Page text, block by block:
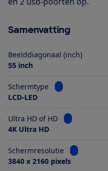
Samenvatting
Beelddiagonaal (inch)
55 inch
Schermtype
Bekijk
LCD-LED
Ultra HD of HD
Bekijk
4K Ultra HD
Schermresolutie
Bekijk
3840 x 2160 pixels